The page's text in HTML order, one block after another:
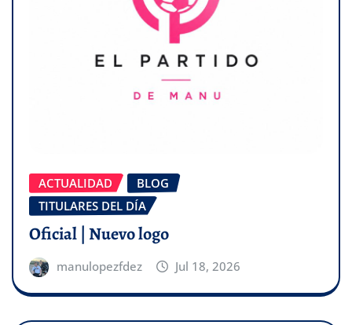
ACTUALIDAD
BLOG
TITULARES DEL DÍA
Oficial | Nuevo logo
manulopezfdez Jul 18, 2026